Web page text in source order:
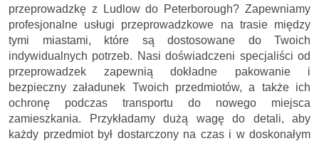
przeprowadzkę z Ludlow do Peterborough? Zapewniamy
profesjonalne usługi przeprowadzkowe na trasie między
tymi miastami, które są dostosowane do Twoich
indywidualnych potrzeb. Nasi doświadczeni specjaliści od
przeprowadzek zapewnią dokładne pakowanie i
bezpieczny załadunek Twoich przedmiotów, a także ich
ochronę podczas transportu do nowego miejsca
zamieszkania. Przykładamy dużą wagę do detali, aby
każdy przedmiot był dostarczony na czas i w doskonałym